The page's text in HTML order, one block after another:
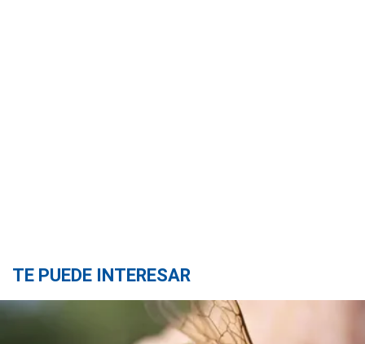
TE PUEDE INTERESAR